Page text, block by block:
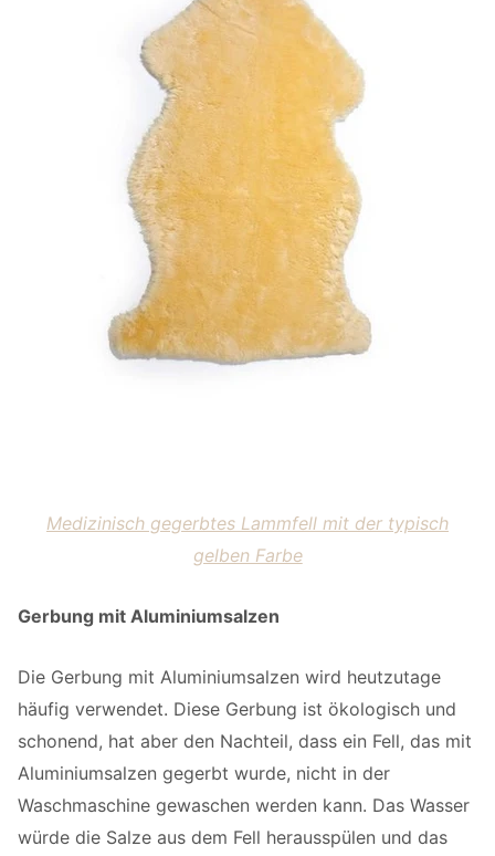
Medizinisch gegerbtes Lammfell mit der typisch
gelben Farbe
Gerbung mit Aluminiumsalzen
Die Gerbung mit Aluminiumsalzen wird heutzutage
häufig verwendet. Diese Gerbung ist ökologisch und
schonend, hat aber den Nachteil, dass ein Fell, das mit
Aluminiumsalzen gegerbt wurde, nicht in der
Waschmaschine gewaschen werden kann. Das Wasser
würde die Salze aus dem Fell herausspülen und das